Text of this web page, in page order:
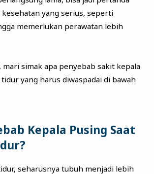
kesehatan yang serius, seperti
memerlukan perawatan lebih
simak apa penyebab sakit kepala
yang harus diwaspadai di bawah
Kepala Pusing Saat
seharusnya tubuh menjadi lebih